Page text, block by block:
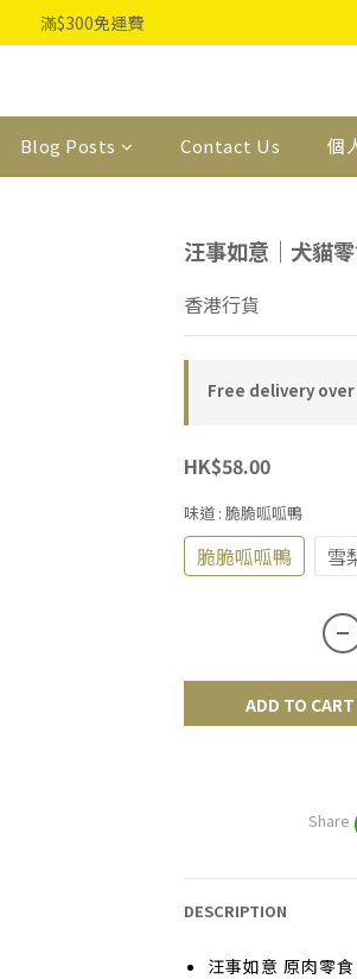
滿$300免運費
Blog Posts Contact Us 個
汪事如意｜犬貓
香港行貨
Free delivery
HK$58.00
味道 : 脆脆呱呱鴨
脆脆呱呱鴨 雪
ADD TO CART
Share
DESCRIPTION
汪事如意 原肉